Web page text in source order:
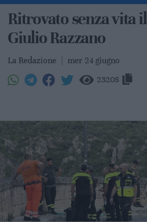
Ritrovato senza vita
Giulio Razzano
La Redazione mer 24 giugno
23208